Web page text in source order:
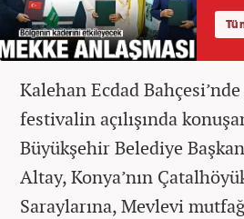
Kalehan Ecdad
festivalin açılışında
Büyükşehir Belediye
Altay, Konya’nın
Saraylarına, Mevlevi